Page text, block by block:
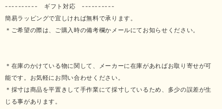
---------- ギフト対応 ----------
簡易ラッピングで宜しければ無料で承ります。
＊ご希望の際は、ご購入時の備考欄かメールにてお知らせください。
＊在庫のかけている物に関して、メーカーに在庫があればお取り寄せが可
能です。お気軽にお問い合わせください。
＊採寸は商品を平置きして手作業にて採寸しているため、多少の誤差が生
じる事があります。